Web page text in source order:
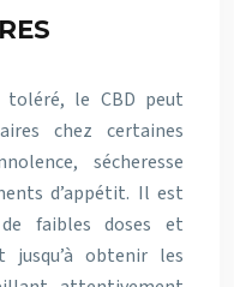
toléré, le CBD peut
chez certaines
sécheresse
d’appétit. Il est
faibles doses et
jusqu’à obtenir les